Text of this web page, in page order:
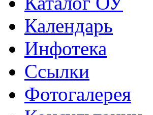
Календарь
Инфотека
Ссылки
Фотогалерея